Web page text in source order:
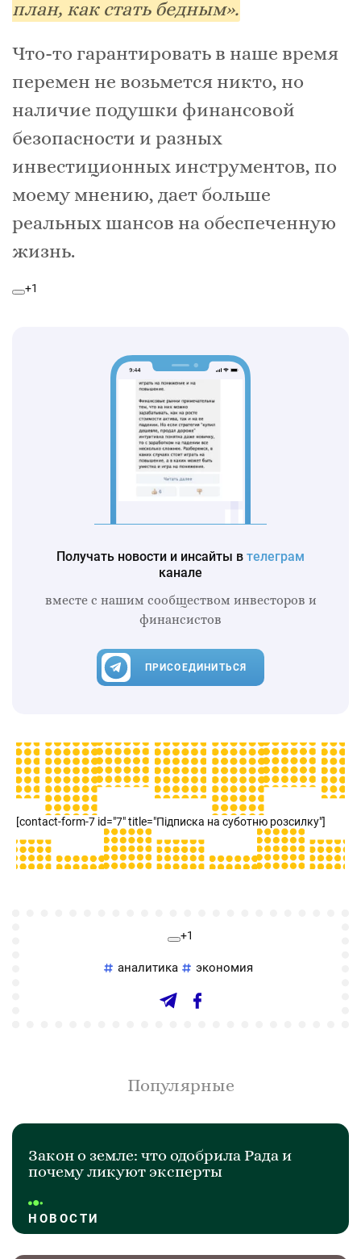
план, как стать бедным».
Что-то гарантировать в наше время
перемен не возьмется никто, но
наличие подушки финансовой
безопасности и разных
инвестиционных инструментов, по
моему мнению, дает больше
реальных шансов на обеспеченную
жизнь.
+1
Получать новости и инсайты в телеграм
канале
вместе с нашим сообществом инвесторов и
финансистов
ПРИСОЕДИНИТЬСЯ
[contact-form-7 id="7" title="Підписка на суботню розсилку"]
+1
аналитика экономия
Популярные
Закон о земле: что одобрила Рада и
почему ликуют эксперты
НОВОСТИ